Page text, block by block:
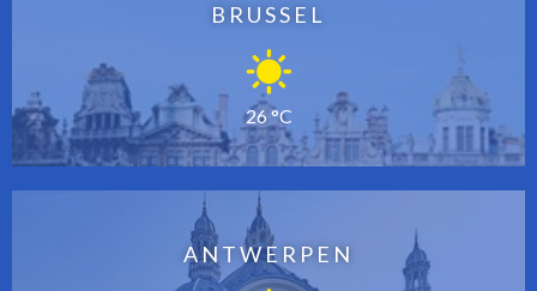
BRUSSEL
26 °C
ANTWERPEN